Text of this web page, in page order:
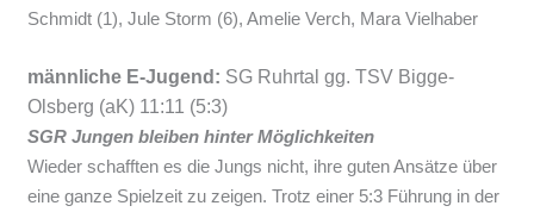
Schmidt (1), Jule Storm (6), Amelie Verch, Mara Vielhaber
männliche E-Jugend: SG Ruhrtal gg. TSV Bigge-
Olsberg (aK) 11:11 (5:3)
SGR Jungen bleiben hinter Möglichkeiten
Wieder schafften es die Jungs nicht, ihre guten Ansätze über
eine ganze Spielzeit zu zeigen. Trotz einer 5:3 Führung in der